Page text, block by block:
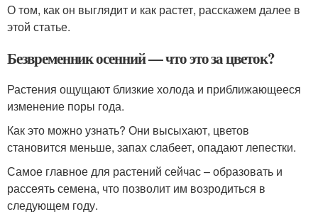
О том, как он выглядит и как растет, расскажем далее в
этой статье.
Безвременник осенний — что это за цветок?
Растения ощущают близкие холода и приближающееся
изменение поры года.
Как это можно узнать? Они высыхают, цветов
становится меньше, запах слабеет, опадают лепестки.
Самое главное для растений сейчас – образовать и
рассеять семена, что позволит им возродиться в
следующем году.